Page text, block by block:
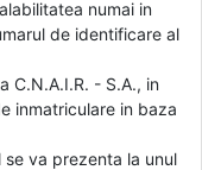
numai in
de identificare al
C.N.A.I.R. - S.A., in
inmatriculare in baza
va prezenta la unul